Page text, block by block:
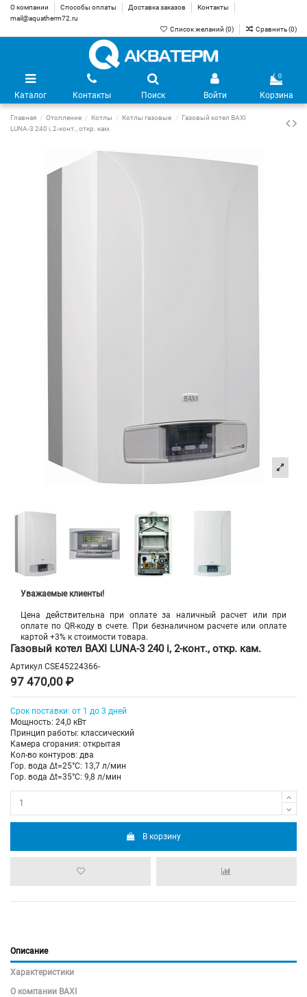
О компании Способы оплаты Доставка заказов
Контакты
mail@aquatherm72.ru
Список желаний (0) Сравнить (0)
Каталог Контакты Поиск Войти
0
Корзина
Главная Отопление Котлы Котлы газовые
Газовый котел BAXI
LUNA-3 240 i, 2-конт., откр. кам.
Уважаемые клиенты!
Цена действительна при оплате за наличный расчет или при
оплате по QR-коду в счете. При безналичном расчете или оплате
картой +3% к стоимости товара.
Газовый котел BAXI LUNA-3 240 i, 2-конт., откр. кам.
Артикул CSE45224366-
97 470,00 ₽
Срок поставки: от 1 до 3 дней
Мощность: 24,0 кВт
Принцип работы: классический
Камера сгорания: открытая
Кол-во контуров: два
Гор. вода Δt=25°C: 13,7 л/мин
Гор. вода Δt=35°C: 9,8 л/мин
В корзину
Описание
Характеристики
О компании BAXI